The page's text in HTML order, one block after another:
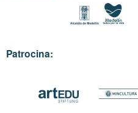
Patrocina: